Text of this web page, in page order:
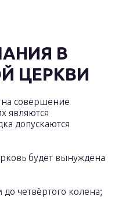
В
ЦЕРКВИ
на совершение
являются
допускаются
будет вынуждена
четвёртого колена;